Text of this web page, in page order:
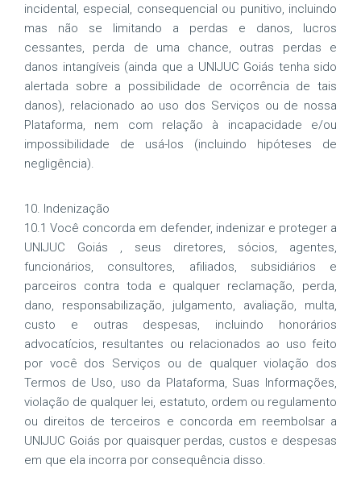
incidental, especial, consequencial ou punitivo, incluindo
mas não se limitando a perdas e danos, lucros
cessantes, perda de uma chance, outras perdas e
danos intangíveis (ainda que a UNIJUC Goiás tenha sido
alertada sobre a possibilidade de ocorrência de tais
danos), relacionado ao uso dos Serviços ou de nossa
Plataforma, nem com relação à incapacidade e/ou
impossibilidade de usá-los (incluindo hipóteses de
negligência).
10. Indenização
10.1 Você concorda em defender, indenizar e proteger a
UNIJUC Goiás , seus diretores, sócios, agentes,
funcionários, consultores, afiliados, subsidiários e
parceiros contra toda e qualquer reclamação, perda,
dano, responsabilização, julgamento, avaliação, multa,
custo e outras despesas, incluindo honorários
advocatícios, resultantes ou relacionados ao uso feito
por você dos Serviços ou de qualquer violação dos
Termos de Uso, uso da Plataforma, Suas Informações,
violação de qualquer lei, estatuto, ordem ou regulamento
ou direitos de terceiros e concorda em reembolsar a
UNIJUC Goiás por quaisquer perdas, custos e despesas
em que ela incorra por consequência disso.